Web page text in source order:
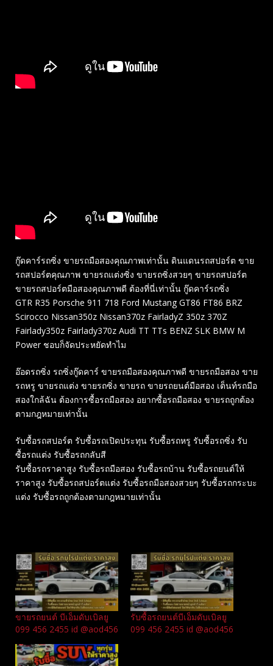
กู๊ดคาร์รถซิ่ง ขายรถมือสองคุณภาพเท่านั้น ดินแดนรถสปอร์ต ขาย
รถสปอร์ตคุณภาพ ขายรถแต่งซิ่ง ขายรถซิ่งสวยๆ ขายรถสปอร์ต
ขายรถสปอร์ตมือสองคุณภาพดี ต้องที่นี่เท่านั้น กู๊ดคาร์รถซิ่ง
GTR R35 Porsche 911 718 Ford Mustang GT86 FT86 BRZ
Scirocco Nissan350z Nissan370z FairladyZ 350z 370Z
Fairlady350z Fairlady370z Audi TT TTs BENZ SLK BMW M
Power ชอบก็จัดประหยัดทำไม
อ๊อดรถซิ่ง รถซิ่งกู๊ดคาร์ ขายรถมือสองคุณภาพดี ขายรถมือสอง ขาย
รถหรู ขายรถแต่ง ขายรถซิ่ง ขายรถ ขายรถยนต์มือสอง เต็นท์รถมือ
สองใกล้ฉัน ต้องการซื้อรถมือสอง อยากซื้อรถมือสอง ขายรถถูกต้อง
ตามกฎหมายเท่านั้น
รับซื้อรถสปอร์ต รับซื้อรถเปิดประทุน รับซื้อรถหรู รับซื้อรถซิ่ง รับ
ซื้อรถแต่ง รับซื้อรถกลับสี
รับซื้อรถราคาสูง รับซื้อรถมือสอง รับซื้อรถบ้าน รับซื้อรถยนต์ให้
ราคาสูง รับซื้อรถสปอร์ตแต่ง รับซื้อรถมือสองสวยๆ รับซื้อรถกระบะ
แต่ง รับซื้อรถถูกต้องตามกฎหมายเท่านั้น
ขายรถยนต์ บีเอ็มดับเบิลยู
099 456 2455 id @aod456
รับซื้อรถยนต์บีเอ็มดับเบิลยู
099 456 2455 id @aod456